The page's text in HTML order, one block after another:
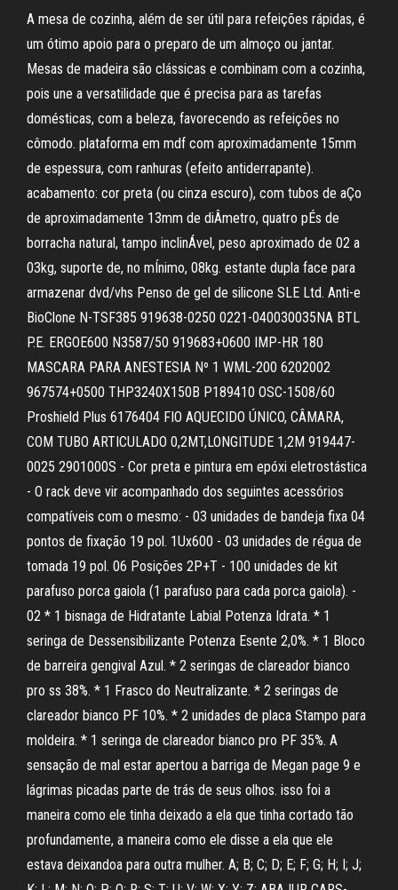
A mesa de cozinha, além de ser útil para refeições rápidas, é
um ótimo apoio para o preparo de um almoço ou jantar.
Mesas de madeira são clássicas e combinam com a cozinha,
pois une a versatilidade que é precisa para as tarefas
domésticas, com a beleza, favorecendo as refeições no
cômodo. plataforma em mdf com aproximadamente 15mm
de espessura, com ranhuras (efeito antiderrapante).
acabamento: cor preta (ou cinza escuro), com tubos de aÇo
de aproximadamente 13mm de diÂmetro, quatro pÉs de
borracha natural, tampo inclinÁvel, peso aproximado de 02 a
03kg, suporte de, no mÍnimo, 08kg. estante dupla face para
armazenar dvd/vhs Penso de gel de silicone SLE Ltd. Anti-e
BioClone N-TSF385 919638-0250 0221-040030035NA BTL
P.E. ERGOE600 N3587/50 919683+0600 IMP-HR 180
MASCARA PARA ANESTESIA Nº 1 WML-200 6202002
967574+0500 THP3240X150B P189410 OSC-1508/60
Proshield Plus 6176404 FIO AQUECIDO ÚNICO, CÂMARA,
COM TUBO ARTICULADO 0,2MT,LONGITUDE 1,2M 919447-
0025 2901000S - Cor preta e pintura em epóxi eletrostástica
- O rack deve vir acompanhado dos seguintes acessórios
compatíveis com o mesmo: - 03 unidades de bandeja fixa 04
pontos de fixação 19 pol. 1Ux600 - 03 unidades de régua de
tomada 19 pol. 06 Posições 2P+T - 100 unidades de kit
parafuso porca gaiola (1 parafuso para cada porca gaiola). -
02 * 1 bisnaga de Hidratante Labial Potenza Idrata. * 1
seringa de Dessensibilizante Potenza Esente 2,0%. * 1 Bloco
de barreira gengival Azul. * 2 seringas de clareador bianco
pro ss 38%. * 1 Frasco do Neutralizante. * 2 seringas de
clareador bianco PF 10%. * 2 unidades de placa Stampo para
moldeira. * 1 seringa de clareador bianco pro PF 35%. A
sensação de mal estar apertou a barriga de Megan page 9 e
lágrimas picadas parte de trás de seus olhos. isso foi a
maneira como ele tinha deixado a ela que tinha cortado tão
profundamente, a maneira como ele disse a ela que ele
estava deixando­a para outra mulher. A; B; C; D; E; F; G; H; I; J;